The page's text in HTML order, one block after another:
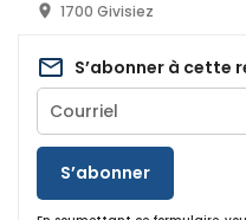
1700 Givisiez
S’abonner à cette
S’abonner